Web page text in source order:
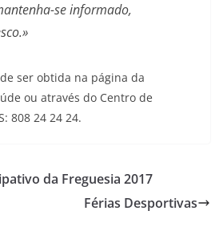
se informado,
ser obtida na página da
ou através do Centro de
808 24 24 24.
da Freguesia 2017
Férias Desportivas